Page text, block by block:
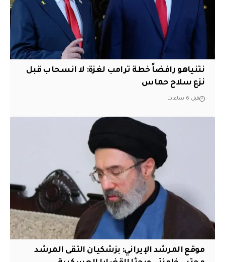
نتنياهو رافضاً خطة ترامب لغزة: لا انسحاب قبل
نزع سلاح حماس
قبل 6 ساعات
موقع المرشد الإيراني: بزشكيان التقى المرشد